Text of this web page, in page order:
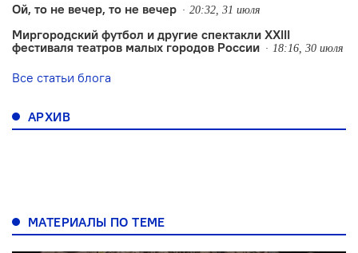
Ой, то не вечер, то не вечер 20:32, 31 июля
Миргородский футбол и другие спектакли XXIII
фестиваля театров малых городов России
18:16, 30 июля
Все статьи блога
АРХИВ
МАТЕРИАЛЫ ПО ТЕМЕ